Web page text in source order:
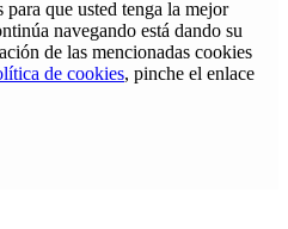
que usted tenga la mejor
navegando está dando su
de las mencionadas cookies
de cookies, pinche el enlace